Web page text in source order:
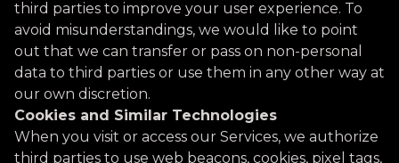
third parties to improve your user experience. To
avoid misunderstandings, we would like to point
out that we can transfer or pass on non-personal
data to third parties or use them in any other way at
our own discretion.
Cookies and Similar Technologies
When you visit or access our Services, we authorize
third parties to use web beacons, cookies, pixel tags,